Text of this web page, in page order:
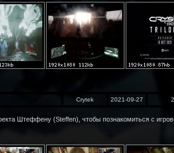
Crytek 2021-09-27
Штеффену (Steffen), чтобы познакомиться с